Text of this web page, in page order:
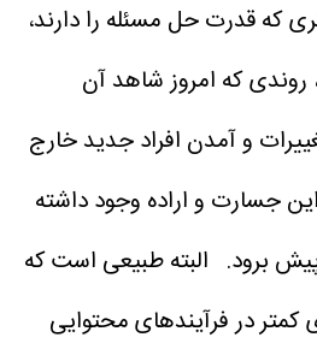
که قدرت حل مسئله را دارند،
روندی که امروز شاهد آن
و آمدن افراد جدید خارج
جسارت و اراده وجود داشته
برود. البته طبیعی است که
کمتر در فرآیندهای محتوایی